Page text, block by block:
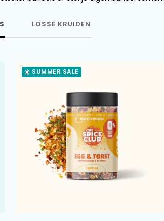
LOSSE KRUIDEN
☀️ SUMMER SALE